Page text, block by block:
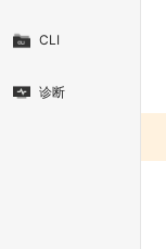
CLI
诊断